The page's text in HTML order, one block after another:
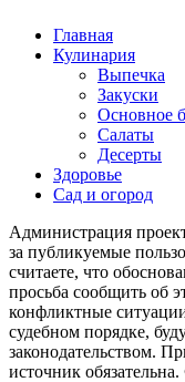
Главная
Кулинария
Выпечка
Закуски
Основное
Салаты
Десерты
Здоровье
Сад и огород
Администрация
за публикуемые
считаете, что
просьба сообщить об
конфликтные
судебном порядке,
законодательством.
источник